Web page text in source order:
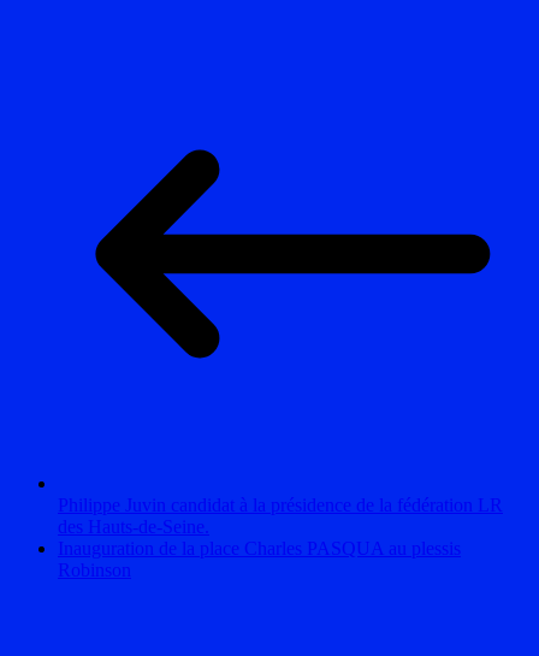
Philippe Juvin candidat à la présidence de la fédération LR
des Hauts-de-Seine.
Inauguration de la place Charles PASQUA au plessis
Robinson